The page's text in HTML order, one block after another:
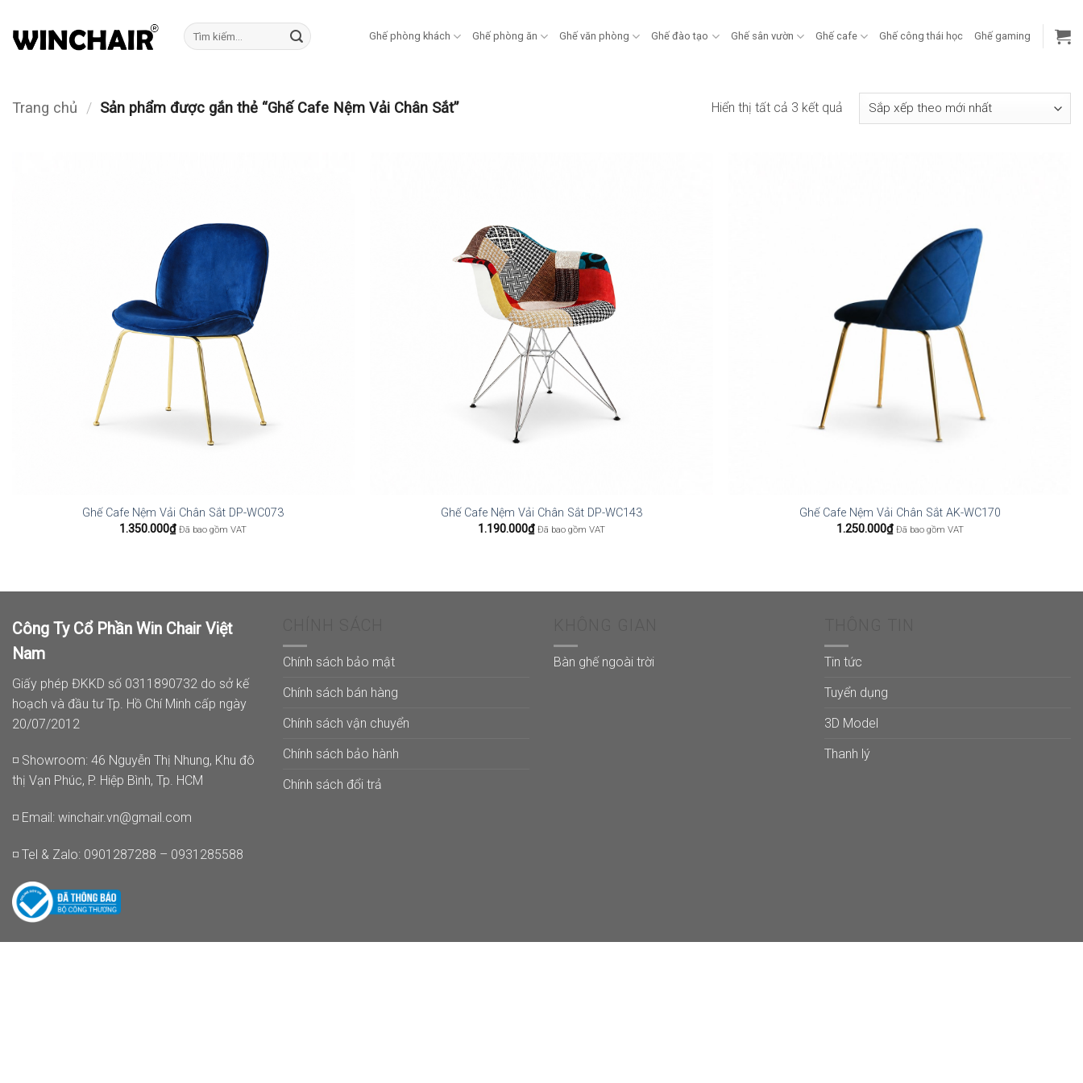
qua
Tìm
kiếm:
Ghế phòng khách Ghế phòng ăn Ghế văn phòng Ghế đào tạo Ghế sân vườn Ghế cafe Ghế công thái học Ghế gaming
Trang chủ / Sản phẩm được gắn thẻ “Ghế Cafe Nệm Vải Chân Sắt” Hiển thị tất cả 3 kết quảĐã
sắp
Ghế Cafe Nệm Vải Chân Sắt DP-WC073
1.350.000₫ Đã bao gồm VAT
Ghế Cafe Nệm Vải Chân Sắt DP-WC143
1.190.000₫ Đã bao gồm VAT
Ghế Cafe Nệm Vải Chân Sắt AK-WC170
1.250.000₫ Đã bao gồm VAT
Công Ty Cổ Phần Win Chair Việt
Nam
Giấy phép ĐKKD số 0311890732 do sở kế
hoạch và đầu tư Tp. Hồ Chí Minh cấp ngày
20/07/2012
◽ Showroom: 46 Nguyễn Thị Nhung, Khu đô
thị Vạn Phúc, P. Hiệp Bình, Tp. HCM
◽ Email: winchair.vn@gmail.com
◽ Tel & Zalo: 0901287288 – 0931285588
Chính sách bảo mật
Chính sách bán hàng
Chính sách vận chuyển
Chính sách bảo hành
Chính sách đổi trả
Bàn ghế ngoài trời
Tin tức
Tuyển dụng
3D Model
Thanh lý